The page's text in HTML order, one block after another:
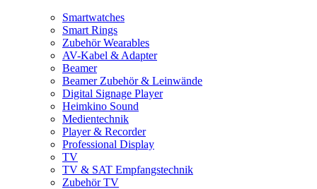
Smartwatches
Smart Rings
Zubehör Wearables
AV-Kabel & Adapter
Beamer
Beamer Zubehör & Leinwände
Digital Signage Player
Heimkino Sound
Medientechnik
Player & Recorder
Professional Display
TV
TV & SAT Empfangstechnik
Zubehör TV